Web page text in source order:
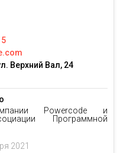
Верхний Вал, 24
Powercode и
Программной
2021